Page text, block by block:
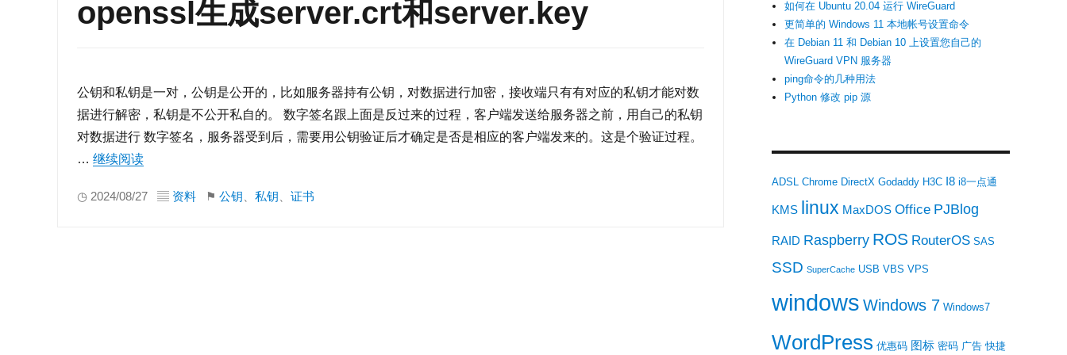
openssl生成server.crt和server.key
公钥和私钥是一对，公钥是公开的，比如服务器持有公钥，对数据进行加密，接收端只有有对应的私钥才能对数
据进行解密，私钥是不公开私自的。 数字签名跟上面是反过来的过程，客户端发送给服务器之前，用自己的私钥
对数据进行 数字签名，服务器受到后，需要用公钥验证后才确定是否是相应的客户端发来的。这是个验证过程。
… 继续阅读
◷ 2024/08/27 ▤ 资料 ⚑ 公钥 私钥 证书
如何在 Ubuntu 20.04 运行 WireGuard
更简单的 Windows 11 本地帐号设置命令
在 Debian 11 和 Debian 10 上设置您自己的
WireGuard VPN 服务器
ping命令的几种用法
Python 修改 pip 源
ADSL Chrome DirectX Godaddy H3C I8 i8一点通
KMS linux MaxDOS Office PJBlog
RAID Raspberry ROS RouterOS SAS
SSD SuperCache USB VBS VPS
windows Windows 7 Windows7
WordPress 优惠码 图标 密码 广告 快捷